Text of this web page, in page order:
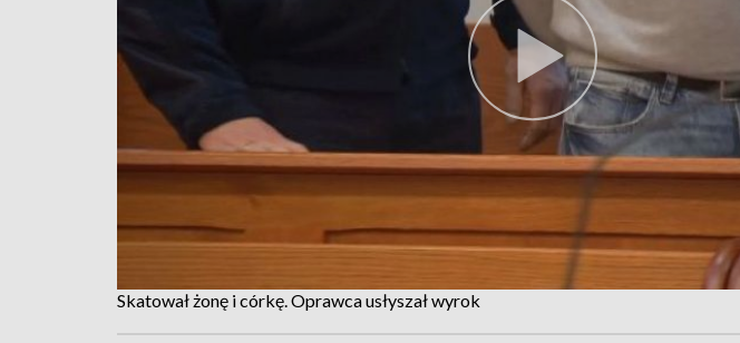
Skatował żonę i córkę. Oprawca usłyszał wyrok